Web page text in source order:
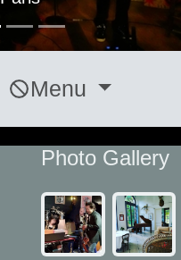
Menu
Photo Gallery